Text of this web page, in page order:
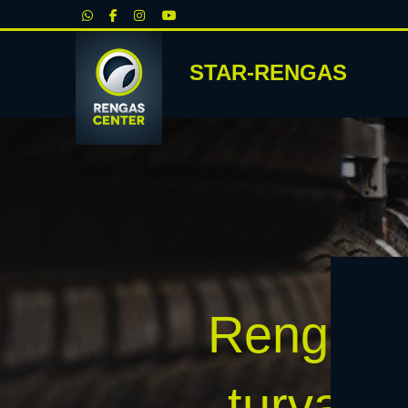
STAR-RENGAS